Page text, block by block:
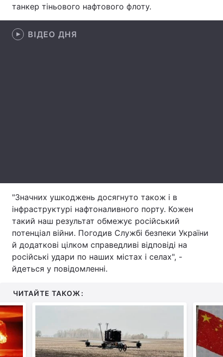
Тема оформлення
танкер тіньового нафтового флоту.
ВІДЕО ДНЯ
"Значних ушкоджень досягнуто також і в
інфраструктурі нафтоналивного порту. Кожен
такий наш результат обмежує російський
потенціал війни. Погодив Службі безпеки України
й додаткові цілком справедливі відповіді на
російські удари по наших містах і селах", -
йдеться у повідомленні.
ЧИТАЙТЕ ТАКОЖ: